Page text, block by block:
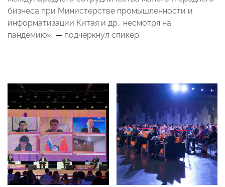
бизнеса при Министерстве промышленности и
информатизации Китая и др., несмотря на
пандемию», — подчеркнул спикер.